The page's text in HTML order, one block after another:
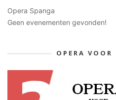
Opera Spanga
Geen evenementen gevonden!
OPERA VOOR